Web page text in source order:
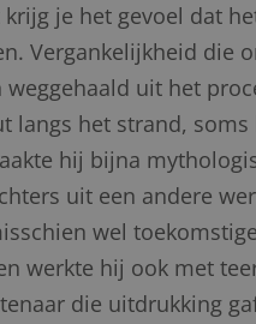
je het gevoel dat
Vergankelijkheid die
uit het
langs het strand,
hij bijna
uit een andere
wel
werkte hij ook met
die uitdrukking